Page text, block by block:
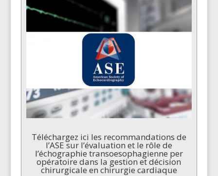
Téléchargez ici les recommandations de
l’ASE sur l’évaluation et le rôle de
l’échographie transoesophagienne per
opératoire dans la gestion et décision
chirurgicale en chirurgie cardiaque